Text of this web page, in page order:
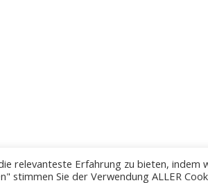
relevanteste Erfahrung zu bieten, indem
stimmen Sie der Verwendung ALLER